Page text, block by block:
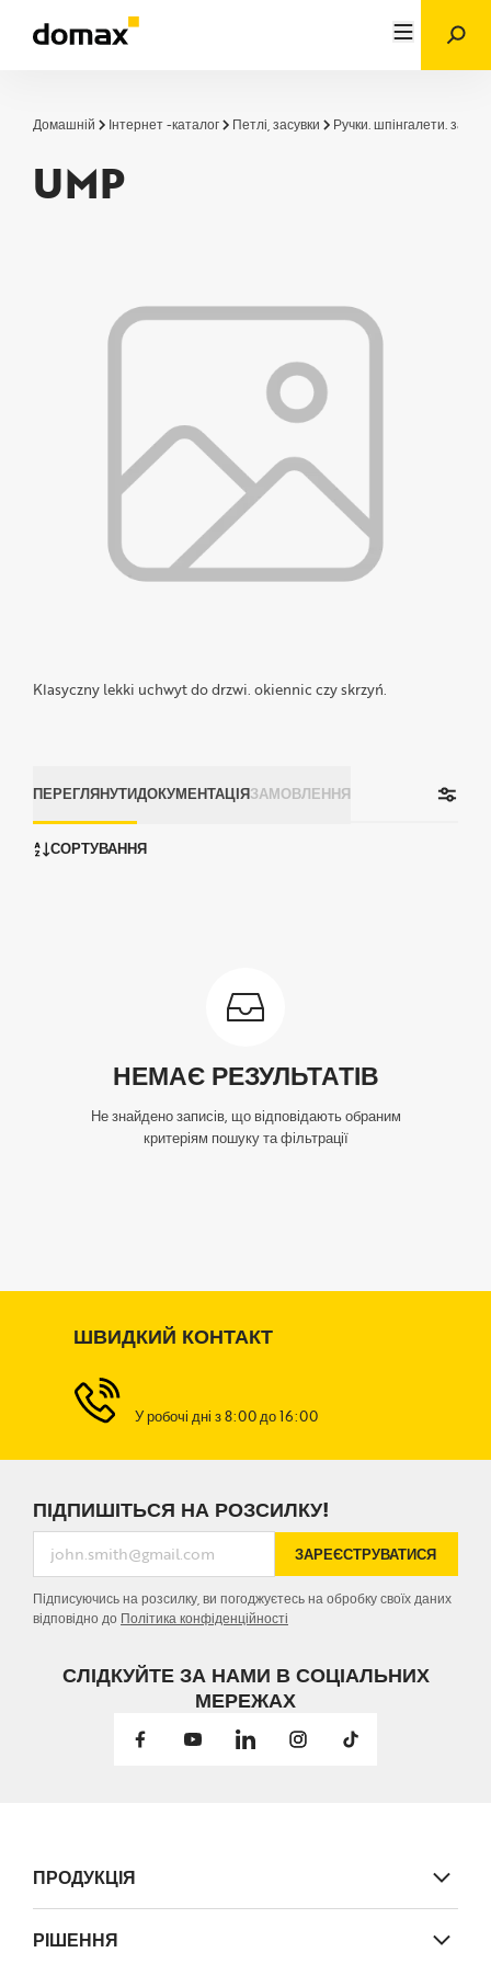
Домашній Інтернет -каталог Петлі, засувки Ручки. шпінгалети. замки
UMP
Klasyczny lekki uchwyt do drzwi. okiennic czy skrzyń.
ПЕРЕГЛЯНУТИДОКУМЕНТАЦІЯЗАМОВЛЕННЯ
СОРТУВАННЯ
НЕМАЄ РЕЗУЛЬТАТІВ
Не знайдено записів, що відповідають обраним
критеріям пошуку та фільтрації
ШВИДКИЙ КОНТАКТ
У робочі дні з 8:00 до 16:00
ПІДПИШІТЬСЯ НА РОЗСИЛКУ!
ЗАРЕЄСТРУВАТИСЯ
Підписуючись на розсилку, ви погоджуєтесь на обробку своїх даних
відповідно до Політика конфіденційності
СЛІДКУЙТЕ ЗА НАМИ В СОЦІАЛЬНИХ
МЕРЕЖАХ
ПРОДУКЦІЯ
РІШЕННЯ